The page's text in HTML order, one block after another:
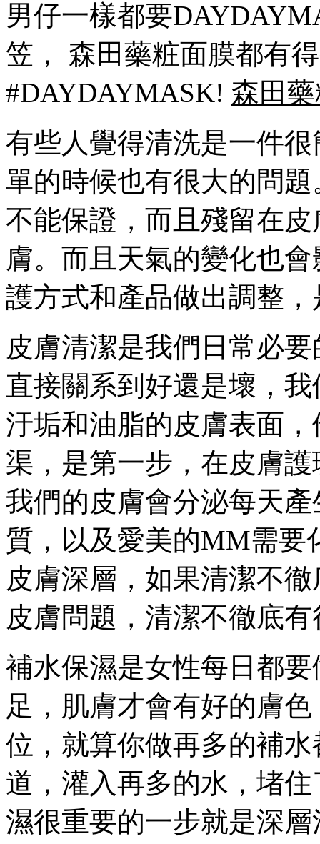
男仔一樣都要
笠， 森田藥粧面膜都有
#DAYDAYMASK! 森田
有些人覺得清洗是一件
單的時候也有很大的問
不能保證，而且殘留在
膚。而且天氣的變化也
護方式和產品做出調整
皮膚清潔是我們日常必
直接關系到好還是壞，
汙垢和油脂的皮膚表面
渠，是第一步，在皮膚
我們的皮膚會分泌每天
質，以及愛美的MM需要
皮膚深層，如果清潔不
皮膚問題，清潔不徹底
補水保濕是女性每日都
足，肌膚才會有好的膚
位，就算你做再多的補
道，灌入再多的水，堵
濕很重要的一步就是深